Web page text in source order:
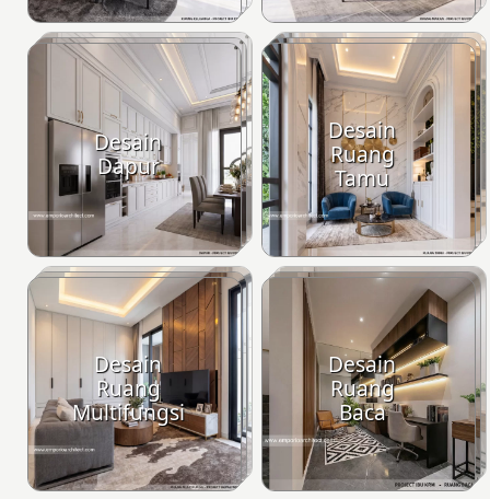
Desain
Dapur
Desain
Ruang
Tamu
Desain
Ruang
Multifungsi
Desain
Ruang
Baca